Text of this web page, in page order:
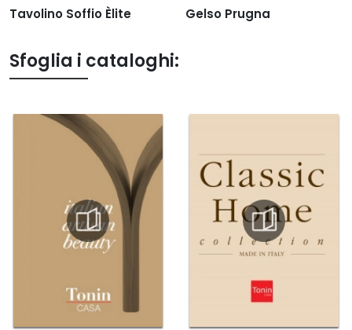
Tavolino Soffio Èlite Gelso Prugna
Sfoglia i cataloghi: